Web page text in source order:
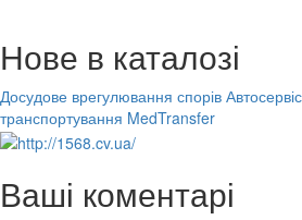
Нове в каталозі
Досудове врегулювання спорів
транспортування MedTransfer
Ваші коментарі